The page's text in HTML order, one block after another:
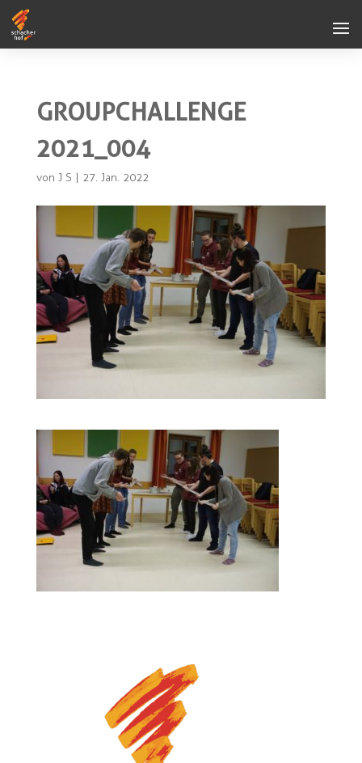
GROUPCHALLENGE
2021_004
von J S | 27. Jan. 2022